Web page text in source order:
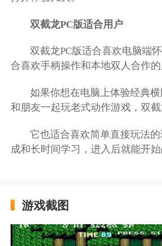
双截龙PC版适合用户
双截龙PC版适合喜欢电脑端
合喜欢手柄操作和本地双人合作的
如果你想在电脑上体验经典
和朋友一起玩老式动作游戏，双截
它也适合喜欢简单直接玩法
成和长时间学习，进入后就能开始
游戏截图